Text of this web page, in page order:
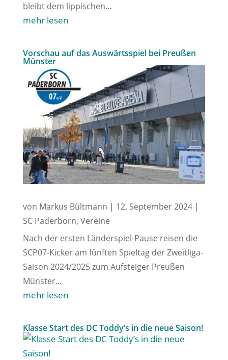
bleibt dem lippischen...
mehr lesen
Vorschau auf das Auswärtsspiel bei Preußen
Münster
von Markus Bültmann | 12. September 2024|
SC Paderborn, Vereine
Nach der ersten Länderspiel-Pause reisen die
SCP07-Kicker am fünften Spieltag der Zweitliga-
Saison 2024/2025 zum Aufsteiger Preußen
Münster...
mehr lesen
Klasse Start des DC Toddy’s in die neue Saison!